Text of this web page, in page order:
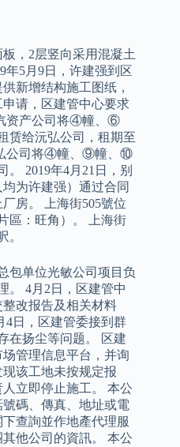
，2层竖向采用混凝土
年5月9日，许建强到区
新增结构施工图纸，
请，区建管中心要求
资产公司将④幢、⑥
给沅弘公司，租期至
弘公司将④幢、⑨幢、⑩
2019年4月21日，别
为许建强）通过合同
房。 上海街505號位
區：旺角）。 上海街
。
包单位光敏公司项目负
。 4月2日，区建管中
改报告及相关材料
4日，区建管委接到群
在扬尘等问题。 区建
管理信息平台，并询
该工地未按规定报
立即停止施工。 本公
碼、傳真、地址或電
查詢並作地產代理服
他公司的資訊。 本公